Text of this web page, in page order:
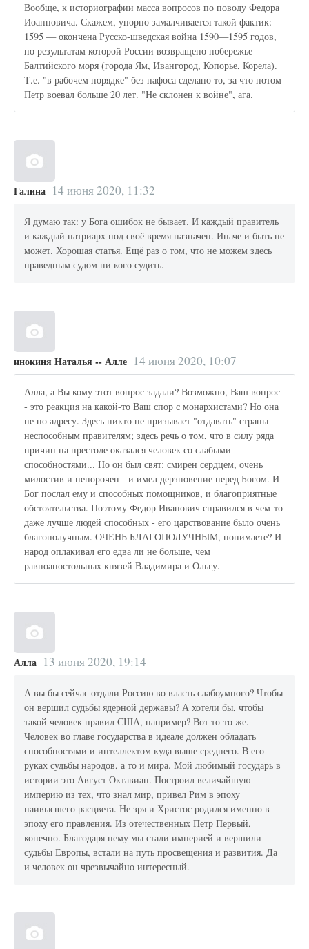
Вообще, к историографии масса вопросов по поводу Федора
Иоанновича. Скажем, упорно замалчивается такой фактик:
1595 — окончена Русско-шведская война 1590—1595 годов,
по результатам которой России возвращено побережье
Балтийского моря (города Ям, Ивангород, Копорье, Корела).
Т.е. "в рабочем порядке" без пафоса сделано то, за что потом
Петр воевал больше 20 лет. "Не склонен к войне", ага.
Галина 14 июня 2020, 11:32
Я думаю так: у Бога ошибок не бывает. И каждый правитель
и каждый патриарх под своё время назначен. Иначе и быть не
может. Хорошая статья. Ещё раз о том, что не можем здесь
праведным судом ни кого судить.
инокиня Наталья -- Алле 14 июня 2020, 10:07
Алла, а Вы кому этот вопрос задали? Возможно, Ваш вопрос
- это реакция на какой-то Ваш спор с монархистами? Но она
не по адресу. Здесь никто не призывает "отдавать" страны
неспособным правителям; здесь речь о том, что в силу ряда
причин на престоле оказался человек со слабыми
способностями... Но он был свят: смирен сердцем, очень
милостив и непорочен - и имел дерзновение перед Богом. И
Бог послал ему и способных помощников, и благоприятные
обстоятельства. Поэтому Федор Иванович справился в чем-то
даже лучше людей способных - его царствование было очень
благополучным. ОЧЕНЬ БЛАГОПОЛУЧНЫМ, понимаете? И
народ оплакивал его едва ли не больше, чем
равноапостольных князей Владимира и Ольгу.
Алла 13 июня 2020, 19:14
А вы бы сейчас отдали Россию во власть слабоумного? Чтобы
он вершил судьбы ядерной державы? А хотели бы, чтобы
такой человек правил США, например? Вот то-то же.
Человек во главе государства в идеале должен обладать
способностями и интеллектом куда выше среднего. В его
руках судьбы народов, а то и мира. Мой любимый государь в
истории это Август Октавиан. Построил величайшую
империю из тех, что знал мир, привел Рим в эпоху
наивысшего расцвета. Не зря и Христос родился именно в
эпоху его правления. Из отечественных Петр Первый,
конечно. Благодаря нему мы стали империей и вершили
судьбы Европы, встали на путь просвещения и развития. Да
и человек он чрезвычайно интересный.